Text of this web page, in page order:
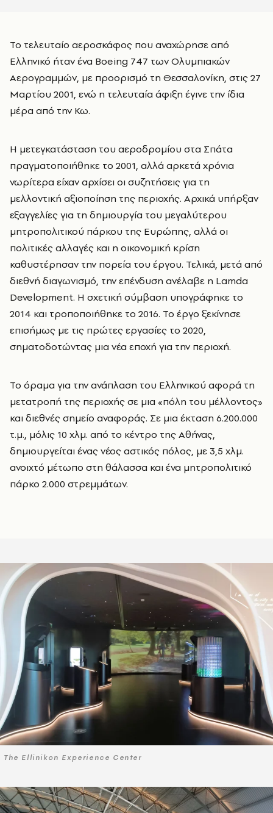
Το τελευταίο αεροσκάφος που αναχώρησε από
Ελληνικό ήταν ένα Boeing 747 των Ολυμπιακών
Αερογραμμών, με προορισμό τη Θεσσαλονίκη, στις 27
Μαρτίου 2001, ενώ η τελευταία άφιξη έγινε την ίδια
μέρα από την Κω.
H μετεγκατάσταση του αεροδρομίου στα Σπάτα
πραγματοποιήθηκε το 2001, αλλά αρκετά χρόνια
νωρίτερα είχαν αρχίσει οι συζητήσεις για τη
μελλοντική αξιοποίηση της περιοχής. Αρχικά υπήρξαν
εξαγγελίες για τη δημιουργία του μεγαλύτερου
μητροπολιτικού πάρκου της Ευρώπης, αλλά οι
πολιτικές αλλαγές και η οικονομική κρίση
καθυστέρησαν την πορεία του έργου. Τελικά, μετά από
διεθνή διαγωνισμό, την επένδυση ανέλαβε η Lamda
Development. Η σχετική σύμβαση υπογράφηκε το
2014 και τροποποιήθηκε το 2016. Το έργο ξεκίνησε
επισήμως με τις πρώτες εργασίες το 2020,
σηματοδοτώντας μια νέα εποχή για την περιοχή.
Το όραμα για την ανάπλαση του Ελληνικού αφορά τη
μετατροπή της περιοχής σε μια «πόλη του μέλλοντος»
και διεθνές σημείο αναφοράς. Σε μια έκταση 6.200.000
τ.μ., μόλις 10 χλμ. από το κέντρο της Αθήνας,
δημιουργείται ένας νέος αστικός πόλος, με 3,5 χλμ.
ανοιχτό μέτωπο στη θάλασσα και ένα μητροπολιτικό
πάρκο 2.000 στρεμμάτων.
Τhe Ellinikon Experience Center